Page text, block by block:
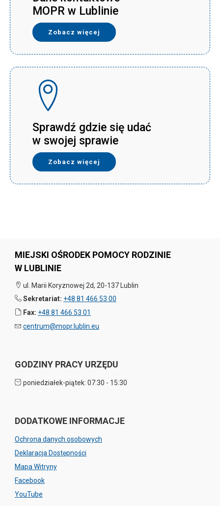
MOPR w Lublinie
Zobacz więcej
Sprawdź gdzie się udać
w swojej sprawie
Zobacz więcej
MIEJSKI OŚRODEK POMOCY RODZINIE
W LUBLINIE
ul. Marii Koryznowej 2d, 20-137 Lublin
Sekretariat: +48 81 466 53 00
Fax: +48 81 466 53 01
centrum@mopr.lublin.eu
GODZINY PRACY URZĘDU
poniedziałek-piątek: 07:30 - 15:30
DODATKOWE INFORMACJE
Ochrona danych osobowych
Deklaracja Dostępności
Mapa Witryny
Facebook
YouTube